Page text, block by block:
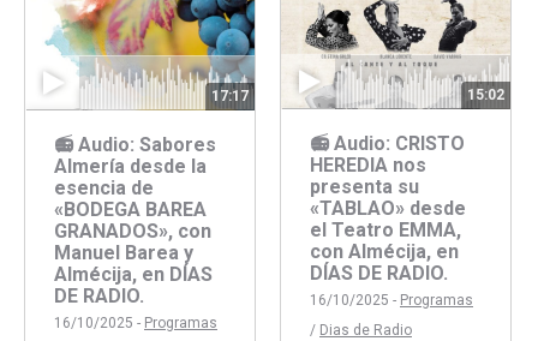
17:17
📻 Audio: Sabores
Almería desde la
esencia de
«BODEGA BAREA
GRANADOS», con
Manuel Barea y
Almécija, en DÍAS
DE RADIO.
16/10/2025 - Programas
15:02
📻 Audio: CRISTO
HEREDIA nos
presenta su
«TABLAO» desde
el Teatro EMMA,
con Almécija, en
DÍAS DE RADIO.
16/10/2025 - Programas
/ Dias de Radio